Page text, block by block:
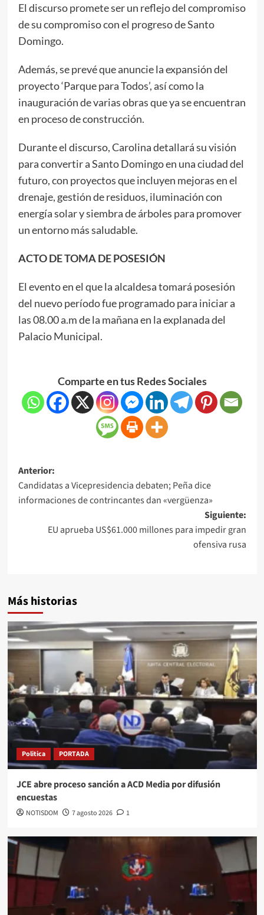
El discurso promete ser un reflejo del compromiso
de su compromiso con el progreso de Santo
Domingo.
Además, se prevé que anuncie la expansión del
proyecto ‘Parque para Todos’, así como la
inauguración de varias obras que ya se encuentran
en proceso de construcción.
Durante el discurso, Carolina detallará su visión
para convertir a Santo Domingo en una ciudad del
futuro, con proyectos que incluyen mejoras en el
drenaje, gestión de residuos, iluminación con
energía solar y siembra de árboles para promover
un entorno más saludable.
ACTO DE TOMA DE POSESIÓN
El evento en el que la alcaldesa tomará posesión
del nuevo período fue programado para iniciar a
las 08.00 a.m de la mañana en la explanada del
Palacio Municipal.
Comparte en tus Redes Sociales
Anterior:
Candidatas a Vicepresidencia debaten; Peña dice
informaciones de contrincantes dan «vergüenza»
Siguiente:
EU aprueba US$61.000 millones para impedir gran
ofensiva rusa
Más historias
Politica PORTADA
JCE abre proceso sanción a ACD Media por difusión
encuestas
NOTISDOM 7 agosto 2026 1